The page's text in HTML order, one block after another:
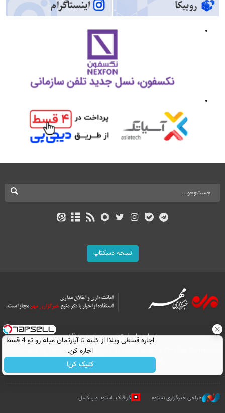
نسخه دسکتاپ
درباره ما تماس با ما
بازرگانی
All Content by Mehr News Agency is licensed under a Creative Commons
Attribution 4.0 International License.
طراحی خبرگزاری نستوه گرافیک: استودیو پیکسل
اجاره‌ قسطی ویلا! از کلبه تا آپارتمان مبله رو تو 4 قسط
اجاره کن.
کلیک کن!